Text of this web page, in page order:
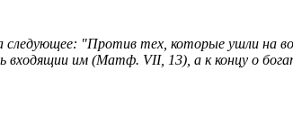
следующее: "Против тех, которые ушли на
входящии им (Матф. VII, 13), а к концу о